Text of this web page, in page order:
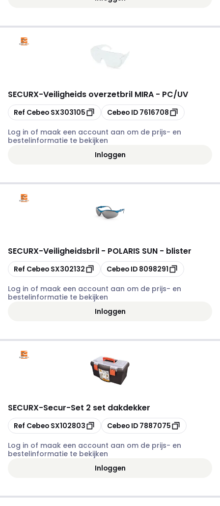
SECURX-Veiligheids overzetbril MIRA - PC/UV
Kopiëren
Ref Cebeo SX303105 Kopiëren
Cebeo ID 7616708
Log in of maak een account aan om de prijs- en
bestelinformatie te bekijken
Inloggen
SECURX-Veiligheidsbril - POLARIS SUN - blister
Kopiëren
Ref Cebeo SX302132 Kopiëren
Cebeo ID 8098291
Log in of maak een account aan om de prijs- en
bestelinformatie te bekijken
Inloggen
SECURX-Secur-Set 2 set dakdekker
Kopiëren
Ref Cebeo SX102803 Kopiëren
Cebeo ID 7887075
Log in of maak een account aan om de prijs- en
bestelinformatie te bekijken
Inloggen